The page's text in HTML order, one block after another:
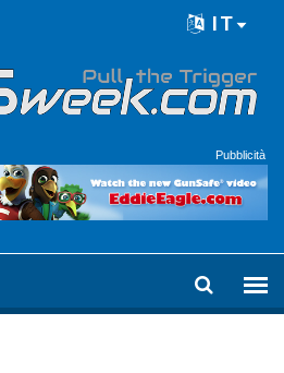
IT
Pubblicità